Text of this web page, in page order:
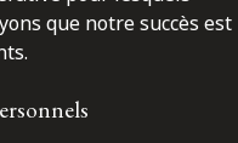
que notre succès est